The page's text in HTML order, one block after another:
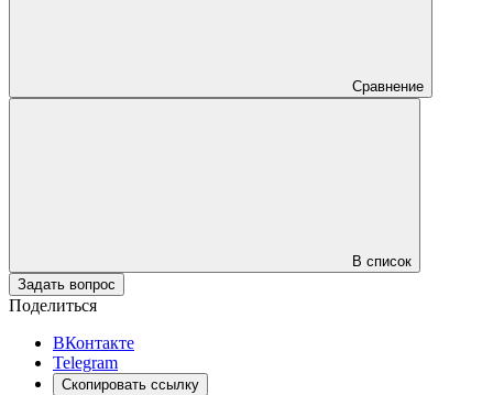
Сравнение
В список
Задать вопрос
Поделиться
ВКонтакте
Telegram
Скопировать ссылку